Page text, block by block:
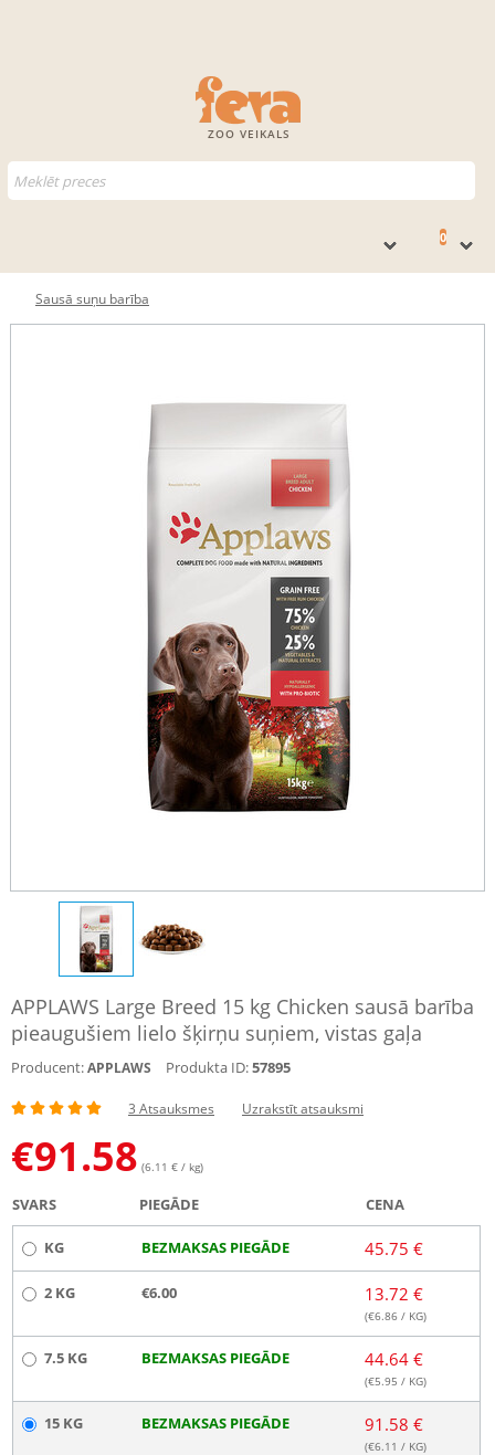
ZOO VEIKALS
0
Sausā suņu barība
APPLAWS Large Breed 15 kg Chicken sausā barība
pieaugušiem lielo šķirņu suņiem, vistas gaļa
Producent:APPLAWS Produkta ID:57895
3 Atsauksmes Uzrakstīt atsauksmi
€91.58 (6.11 € / kg)
SVARS PIEGĀDE CENA
KG BEZMAKSAS PIEGĀDE 45.75 €
2 KG €6.00 13.72 €
(€6.86 / KG)
7.5 KG BEZMAKSAS PIEGĀDE 44.64 €
(€5.95 / KG)
15 KG BEZMAKSAS PIEGĀDE 91.58 €
(€6.11 / KG)